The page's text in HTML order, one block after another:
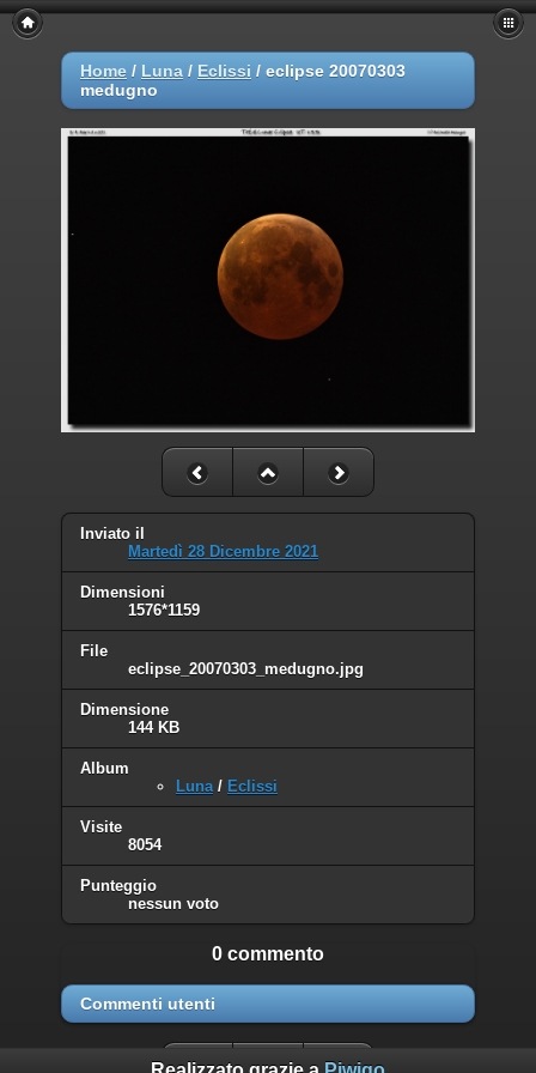
Home / Luna / Eclissi / eclipse 20070303
medugno
Inviato il
Martedì 28 Dicembre 2021
Dimensioni
1576*1159
File
eclipse_20070303_medugno.jpg
Dimensione
144 KB
Album
Luna / Eclissi
Visite
8054
Punteggio
nessun voto
0 commento
Commenti utenti